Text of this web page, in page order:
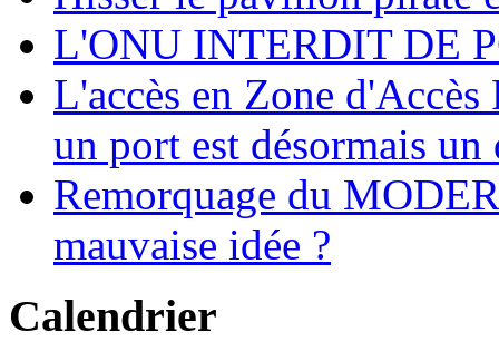
L'ONU INTERDIT DE
L'accès en Zone
un port est désormais un
Remorquage du
mauvaise idée ?
Calendrier